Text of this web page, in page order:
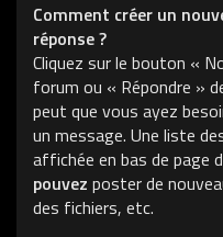
Comment créer un
réponse ?
Cliquez sur le bouton «
forum ou « Répondre »
peut que vous ayez
un message. Une liste
affichée en bas de page
pouvez poster de
des fichiers, etc.